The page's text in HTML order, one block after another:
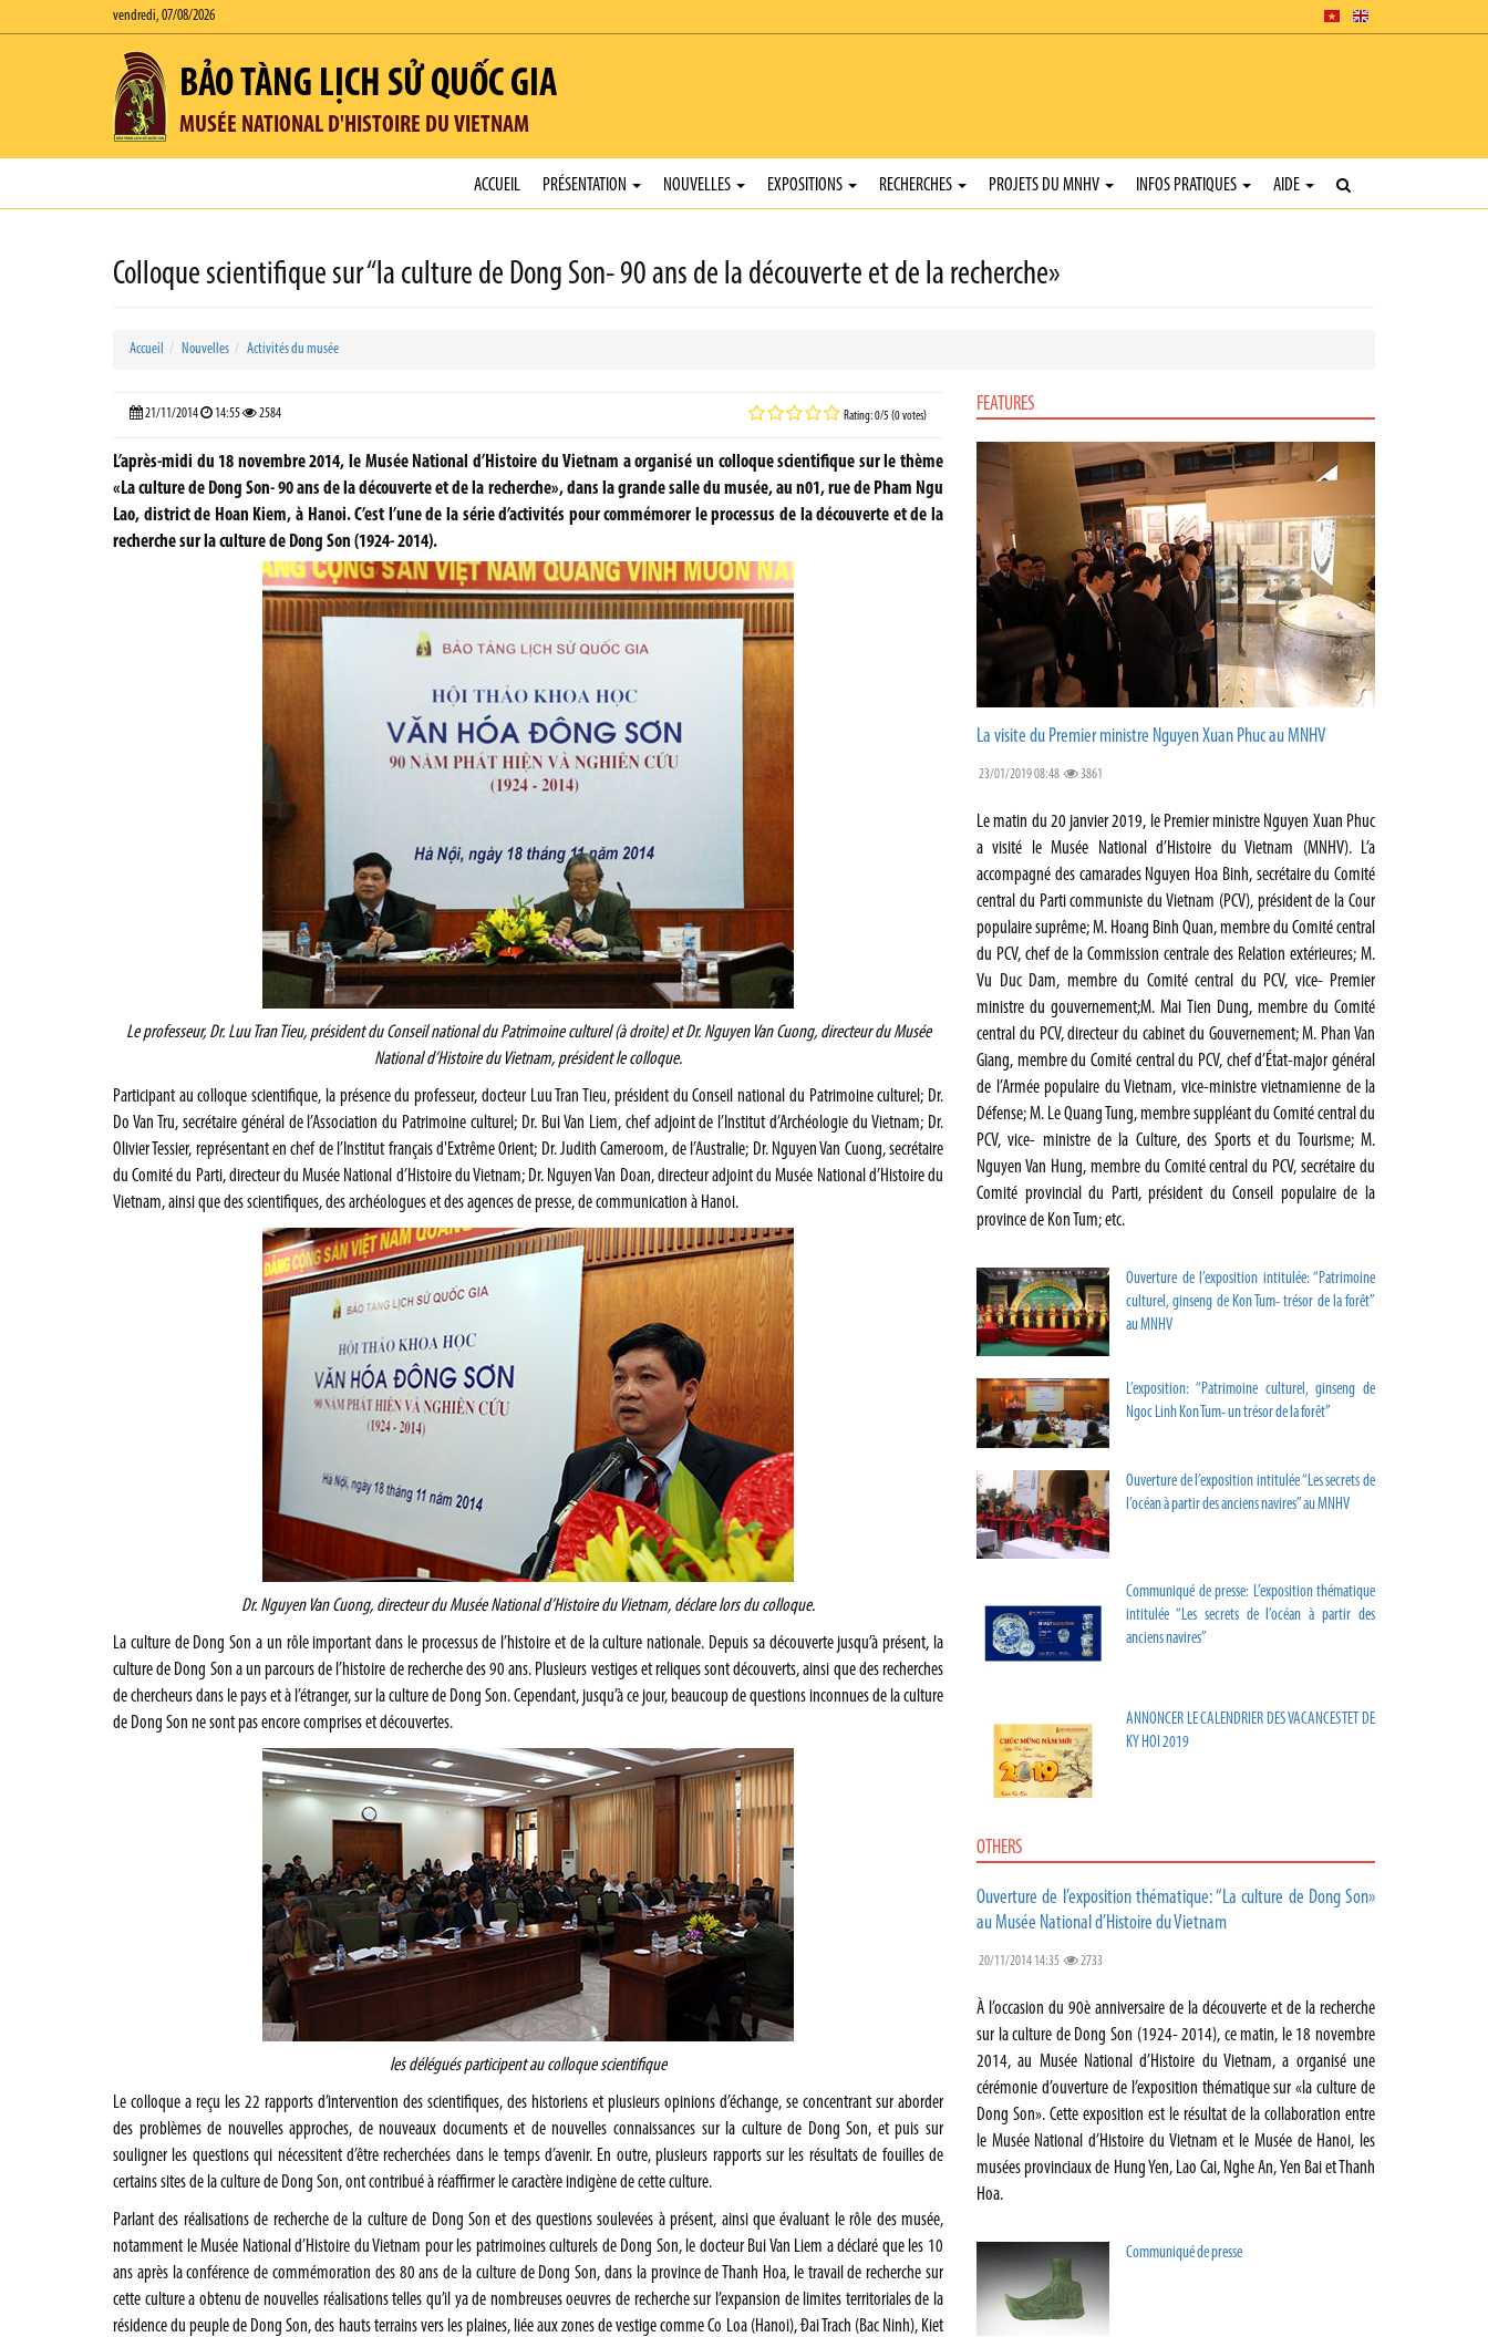
vendredi, 07/08/2026
BẢO TÀNG LỊCH SỬ QUỐC GIA
MUSÉE NATIONAL D'HISTOIRE DU VIETNAM
ACCUEIL PRÉSENTATION NOUVELLES EXPOSITIONS RECHERCHES PROJETS DU MNHV INFOS PRATIQUES AIDE
Colloque scientifique sur “la culture de Dong Son- 90 ans de la découverte et de la recherche»
Accueil Nouvelles Activités du musée
21/11/2014 14:55 2584 Rating: 0/5 (0 votes)
L’après-midi du 18 novembre 2014, le Musée National d’Histoire du Vietnam a organisé un colloque scientifique sur le thème
«La culture de Dong Son- 90 ans de la découverte et de la recherche», dans la grande salle du musée, au n01, rue de Pham Ngu
Lao, district de Hoan Kiem, à Hanoi. C’est l’une de la série d’activités pour commémorer le processus de la découverte et de la
recherche sur la culture de Dong Son (1924- 2014).
Le professeur, Dr. Luu Tran Tieu, président du Conseil national du Patrimoine culturel (à droite) et Dr. Nguyen Van Cuong, directeur du Musée
National d’Histoire du Vietnam, président le colloque.
Participant au colloque scientifique, la présence du professeur, docteur Luu Tran Tieu, président du Conseil national du Patrimoine culturel; Dr.
Do Van Tru, secrétaire général de l’Association du Patrimoine culturel; Dr. Bui Van Liem, chef adjoint de l’Institut d’Archéologie du Vietnam; Dr.
Olivier Tessier, représentant en chef de l’Institut français d'Extrême Orient; Dr. Judith Cameroom, de l’Australie; Dr. Nguyen Van Cuong, secrétaire
du Comité du Parti, directeur du Musée National d’Histoire du Vietnam; Dr. Nguyen Van Doan, directeur adjoint du Musée National d’Histoire du
Vietnam, ainsi que des scientifiques, des archéologues et des agences de presse, de communication à Hanoi.
Dr. Nguyen Van Cuong, directeur du Musée National d’Histoire du Vietnam, déclare lors du colloque.
La culture de Dong Son a un rôle important dans le processus de l’histoire et de la culture nationale. Depuis sa découverte jusqu’à présent, la
culture de Dong Son a un parcours de l’histoire de recherche des 90 ans. Plusieurs vestiges et reliques sont découverts, ainsi que des recherches
de chercheurs dans le pays et à l’étranger, sur la culture de Dong Son. Cependant, jusqu’à ce jour, beaucoup de questions inconnues de la culture
de Dong Son ne sont pas encore comprises et découvertes.
les délégués participent au colloque scientifique
Le colloque a reçu les 22 rapports d’intervention des scientifiques, des historiens et plusieurs opinions d’échange, se concentrant sur aborder
des problèmes de nouvelles approches, de nouveaux documents et de nouvelles connaissances sur la culture de Dong Son, et puis sur
souligner les questions qui nécessitent d’être recherchées dans le temps d’avenir. En outre, plusieurs rapports sur les résultats de fouilles de
certains sites de la culture de Dong Son, ont contribué à réaffirmer le caractère indigène de cette culture.
Parlant des réalisations de recherche de la culture de Dong Son et des questions soulevées à présent, ainsi que évaluant le rôle des musée,
notamment le Musée National d’Histoire du Vietnam pour les patrimoines culturels de Dong Son, le docteur Bui Van Liem a déclaré que les 10
ans après la conférence de commémoration des 80 ans de la culture de Dong Son, dans la province de Thanh Hoa, le travail de recherche sur
cette culture a obtenu de nouvelles réalisations telles qu’il ya de nombreuses oeuvres de recherche sur l’expansion de limites territoriales de la
résidence du peuple de Dong Son, des hauts terrains vers les plaines, liée aux zones de vestige comme Co Loa (Hanoi), Đai Trach (Bac Ninh), Kiet
FEATURES
La visite du Premier ministre Nguyen Xuan Phuc au MNHV
23/01/2019 08:48 3861
Le matin du 20 janvier 2019, le Premier ministre Nguyen Xuan Phuc
a visité le Musée National d’Histoire du Vietnam (MNHV). L’a
accompagné des camarades Nguyen Hoa Binh, secrétaire du Comité
central du Parti communiste du Vietnam (PCV), président de la Cour
populaire suprême; M. Hoang Binh Quan, membre du Comité central
du PCV, chef de la Commission centrale des Relation extérieures; M.
Vu Duc Dam, membre du Comité central du PCV, vice- Premier
ministre du gouvernement;M. Mai Tien Dung, membre du Comité
central du PCV, directeur du cabinet du Gouvernement; M. Phan Van
Giang, membre du Comité central du PCV, chef d’État-major général
de l’Armée populaire du Vietnam, vice-ministre vietnamienne de la
Défense; M. Le Quang Tung, membre suppléant du Comité central du
PCV, vice- ministre de la Culture, des Sports et du Tourisme; M.
Nguyen Van Hung, membre du Comité central du PCV, secrétaire du
Comité provincial du Parti, président du Conseil populaire de la
province de Kon Tum; etc.
Ouverture de l’exposition intitulée: “Patrimoine
culturel, ginseng de Kon Tum- trésor de la forêt”
au MNHV
L’exposition: “Patrimoine culturel, ginseng de
Ngoc Linh Kon Tum- un trésor de la forêt”
Ouverture de l’exposition intitulée “Les secrets de
l’océan à partir des anciens navires” au MNHV
Communiqué de presse: L’exposition thématique
intitulée “Les secrets de l’océan à partir des
anciens navires”
ANNONCER LE CALENDRIER DES VACANCES TET DE
KY HOI 2019
OTHERS
Ouverture de l’exposition thématique: “La culture de Dong Son»
au Musée National d’Histoire du Vietnam
20/11/2014 14:35 2733
À l’occasion du 90è anniversaire de la découverte et de la recherche
sur la culture de Dong Son (1924- 2014), ce matin, le 18 novembre
2014, au Musée National d’Histoire du Vietnam, a organisé une
cérémonie d’ouverture de l’exposition thématique sur «la culture de
Dong Son». Cette exposition est le résultat de la collaboration entre
le Musée National d’Histoire du Vietnam et le Musée de Hanoi, les
musées provinciaux de Hung Yen, Lao Cai, Nghe An, Yen Bai et Thanh
Hoa.
Communiqué de presse